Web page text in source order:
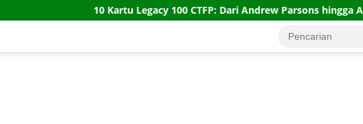
10 Kartu Legacy 100 CTFP: Dari Andrew Parsons hingga Alessandra Giannetto